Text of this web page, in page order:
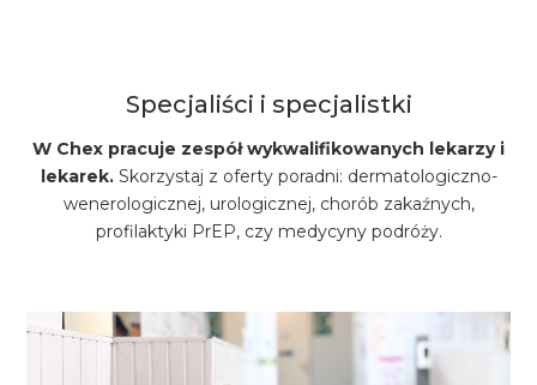
Specjaliści i specjalistki
W Chex pracuje zespół wykwalifikowanych lekarzy i
lekarek.Skorzystaj z oferty poradni: dermatologiczno-
wenerologicznej, urologicznej, chorób zakaźnych,
profilaktyki PrEP, czy medycyny podróży.